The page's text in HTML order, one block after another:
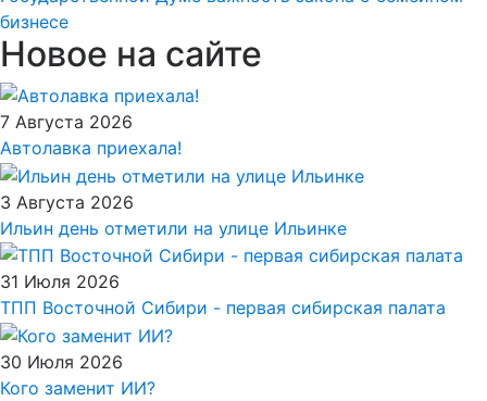
бизнесе
Новое на сайте
7 Августа 2026
Автолавка приехала!
3 Августа 2026
Ильин день отметили на улице Ильинке
31 Июля 2026
ТПП Восточной Сибири - первая сибирская палата
30 Июля 2026
Кого заменит ИИ?